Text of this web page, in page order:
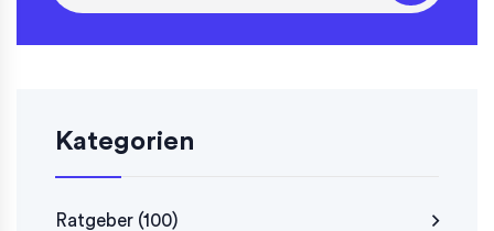
Kategorien
Ratgeber (100)